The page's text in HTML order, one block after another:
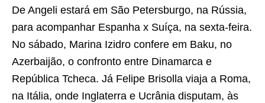
De Angeli estará em São Petersburgo, na Rússia,
para acompanhar Espanha x Suíça, na sexta-feira.
No sábado, Marina Izidro confere em Baku, no
Azerbaijão, o confronto entre Dinamarca e
República Tcheca. Já Felipe Brisolla viaja a Roma,
na Itália, onde Inglaterra e Ucrânia disputam, às